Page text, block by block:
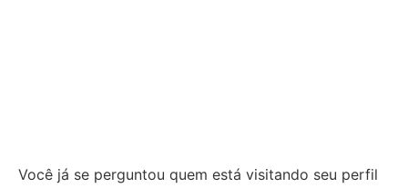
Você já se perguntou quem está visitando seu perfil